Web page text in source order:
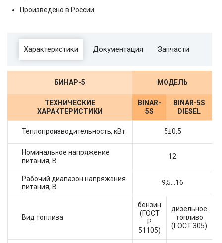
Произведено в России.
Характеристики Документация Запчасти
БИНАР-5 МОДЕЛЬ
ТЕХНИЧЕСКИЕ
ХАРАКТЕРИСТИКИ
BINAR-
5S
BINAR-5S
DIESEL
Теплопроизводительность, кВт 5±0,5
Номинальное напряжение
питания, В
12
Рабочий диапазон напряжения
питания, В
9,5...16
Вид топлива
бензин
(ГОСТ
Р
51105)
дизельное
топливо
(ГОСТ 305)